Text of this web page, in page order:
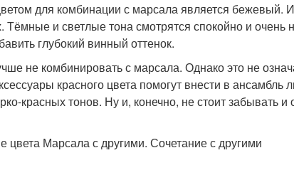
для комбинации с марсала является бежевый. И
Тёмные и светлые тона смотрятся спокойно и очень
глубокий винный оттенок.
не комбинировать с марсала. Однако это не
красного цвета помогут внести в
красных тонов. Ну и, конечно, не стоит забывать